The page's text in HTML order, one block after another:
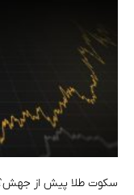
سکوت طلا پیش از جهش؟